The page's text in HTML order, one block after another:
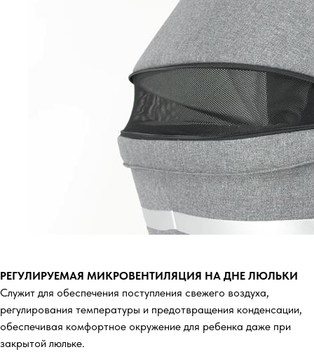
РЕГУЛИРУЕМАЯ МИКРОВЕНТИЛЯЦИЯ НА ДНЕ ЛЮЛЬКИ
Служит для обеспечения поступления свежего воздуха,
регулирования температуры и предотвращения конденсации,
обеспечивая комфортное окружение для ребенка даже при
закрытой люльке.